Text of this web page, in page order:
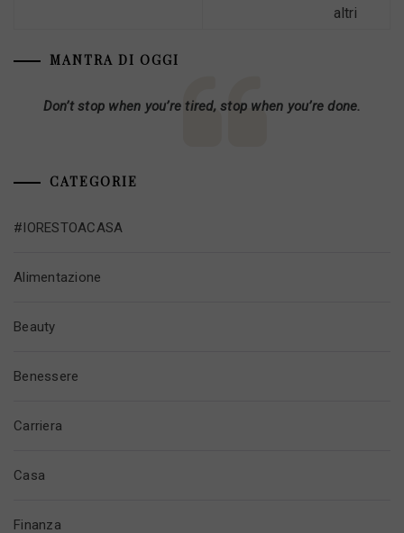
altri
MANTRA DI OGGI
Don’t stop when you’re tired, stop when you’re done.
CATEGORIE
#IORESTOACASA
Alimentazione
Beauty
Benessere
Carriera
Casa
Finanza